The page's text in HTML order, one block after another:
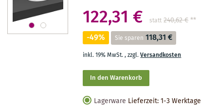
122,31 € statt 240,62 €**
-49% Sie sparen 118,31 €
inkl. 19% MwSt.,zzgl.Versandkosten
In den Warenkorb
Lagerware Lieferzeit: 1-3 Werktage